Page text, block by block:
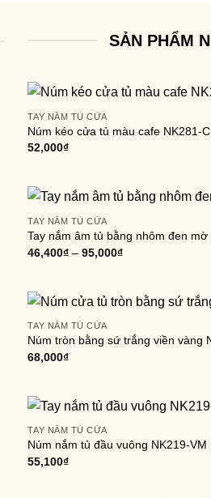
SẢN PHẨM
TAY NẮM TỦ CỬA
Núm kéo cửa tủ màu cafe NK281-
52,000₫
TAY NẮM TỦ CỬA
Tay nắm âm tủ bằng nhôm đen
46,400₫ –95,000₫
TAY NẮM TỦ CỬA
Núm tròn bằng sứ trắng viền vàng
68,000₫
TAY NẮM TỦ CỬA
Núm nắm tủ đầu vuông NK219-
55,100₫